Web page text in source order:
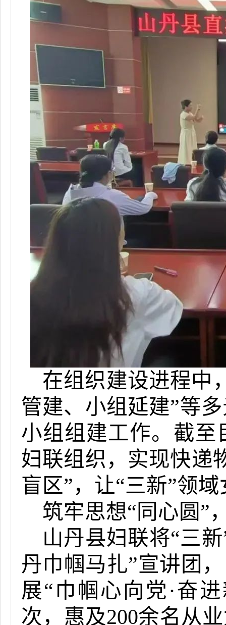
在组织建设进程中
管建、小组延建”等
小组组建工作。截至
妇联组织，实现快递
盲区”，让“三新”领
筑牢思想“同心圆”
山丹县妇联将“三
丹巾帼马扎”宣讲团
展“巾帼心向党·奋
次，惠及200余名从